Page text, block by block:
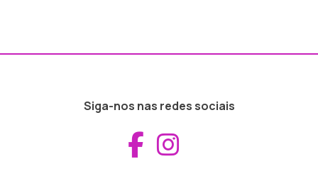
Siga-nos nas redes sociais
Aceder ao